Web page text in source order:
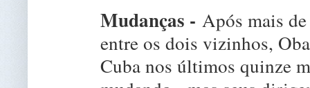
Mudanças - Após mais
entre os dois vizinhos,
Cuba nos últimos quinze